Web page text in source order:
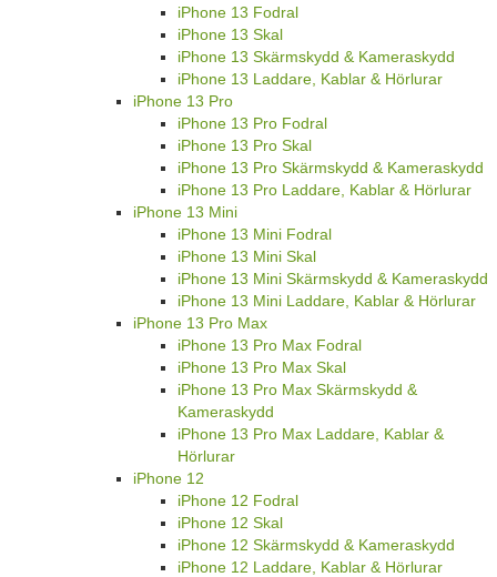
iPhone 13 Fodral
iPhone 13 Skal
iPhone 13 Skärmskydd & Kameraskydd
iPhone 13 Laddare, Kablar & Hörlurar
iPhone 13 Pro
iPhone 13 Pro Fodral
iPhone 13 Pro Skal
iPhone 13 Pro Skärmskydd & Kameraskydd
iPhone 13 Pro Laddare, Kablar & Hörlurar
iPhone 13 Mini
iPhone 13 Mini Fodral
iPhone 13 Mini Skal
iPhone 13 Mini Skärmskydd & Kameraskydd
iPhone 13 Mini Laddare, Kablar & Hörlurar
iPhone 13 Pro Max
iPhone 13 Pro Max Fodral
iPhone 13 Pro Max Skal
iPhone 13 Pro Max Skärmskydd &
Kameraskydd
iPhone 13 Pro Max Laddare, Kablar &
Hörlurar
iPhone 12
iPhone 12 Fodral
iPhone 12 Skal
iPhone 12 Skärmskydd & Kameraskydd
iPhone 12 Laddare, Kablar & Hörlurar